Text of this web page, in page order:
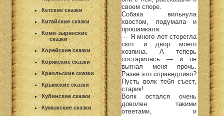
Кетские сказки
Китайские сказки
Коми-зырянские
сказки
Корейские сказки
Корякские сказки
Креольские сказки
Крымские сказки
Кубинские сказки
Кумыкские сказки
своем споре.
Собака вильнула
хвостом, подумала и
прошамкала:
— Я много лет стерегла
скот и двор моего
хозяина. А теперь
состарилась — и он
выгнал меня прочь.
Разве это справедливо?
Пусть волк тебя съест,
старик!
Волк остался очень
доволен такими
ответами, и